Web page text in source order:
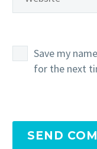
Save my
for the next
SEND